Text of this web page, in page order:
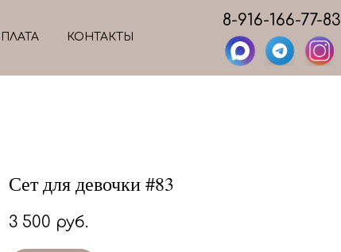
8-916-166-77-83
КОНТАКТЫ
Сет для девочки #83
3 500 руб.